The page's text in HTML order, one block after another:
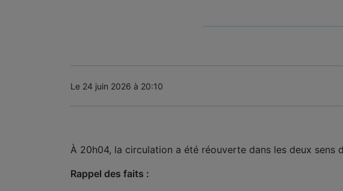
Le 24 juin 2026 à 20:10
À 20h04, la circulation a été réouverte dans les deux sens
Rappel des faits :